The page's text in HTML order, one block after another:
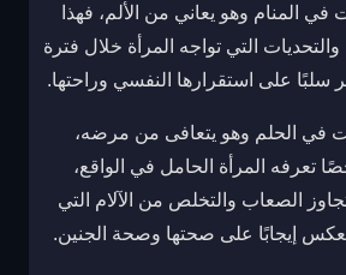
في المنام وهو يعاني من الألم، فهذا
التي تواجه المرأة خلال فترة
سلبًا على استقرارها النفسي وراحتها.
في الحلم وهو يتعافى من مرضه،
تعرفه المرأة الحامل في الواقع،
الصعاب والتخلص من الآلام التي
إيجابًا على صحتها وصحة الجنين.